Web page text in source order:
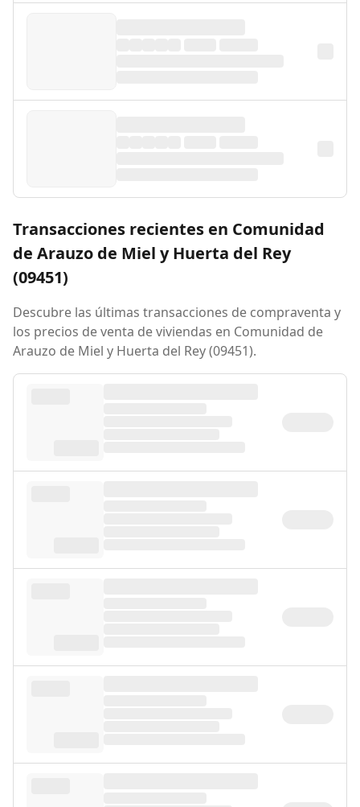
Transacciones recientes en Comunidad
de Arauzo de Miel y Huerta del Rey
(09451)
Descubre las últimas transacciones de compraventa y
los precios de venta de viviendas en Comunidad de
Arauzo de Miel y Huerta del Rey (09451).